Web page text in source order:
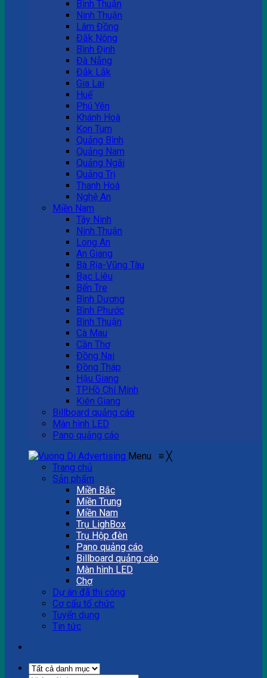
Bình Thuận
Ninh Thuận
Lâm Đồng
Đắk Nông
Bình Định
Đà Nẵng
Đắk Lắk
Gia Lai
Huế
Phú Yên
Khánh Hoà
Kon Tum
Quảng Bình
Quảng Nam
Quảng Ngãi
Quảng Trị
Thanh Hoá
Nghệ An
Miền Nam
Tây Ninh
Ninh Thuận
Long An
An Giang
Bà Rịa-Vũng Tàu
Bạc Liêu
Bến Tre
Bình Dương
Bình Phước
Bình Thuận
Cà Mau
Cần Thơ
Đồng Nai
Đồng Tháp
Hậu Giang
TP.Hồ Chí Minh
Kiên Giang
Billboard quảng cáo
Màn hình LED
Pano quảng cáo
Menu ≡ ╳
Trang chủ
Sản phẩm
Miền Bắc
Miền Trung
Miền Nam
Trụ LighBox
Trụ Hộp đèn
Pano quảng cáo
Billboard quảng cáo
Màn hình LED
Chợ
Dự án đã thi công
Cơ cấu tổ chức
Tuyển dụng
Tin tức